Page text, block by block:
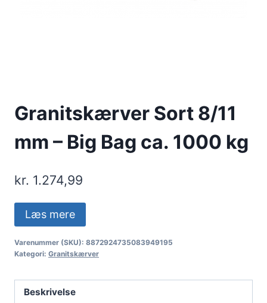
Granitskærver Sort 8/11
mm – Big Bag ca. 1000 kg
kr. 1.274,99
Læs mere
Varenummer (SKU): 8872924735083949195
Kategori: Granitskærver
Beskrivelse